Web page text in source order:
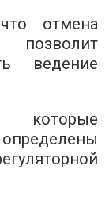
отмена
ведение
которые